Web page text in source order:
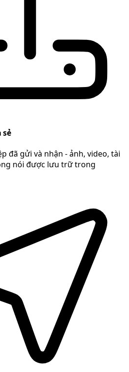
sẻ
đã gửi và nhận - ảnh, video, tài
nói được lưu trữ trong